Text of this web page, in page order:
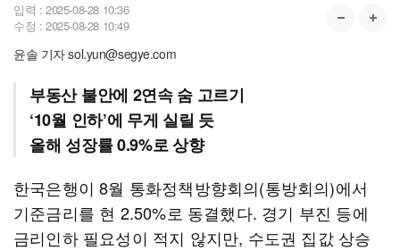
입력 : 2025-08-28 10:36
수정 : 2025-08-28 10:49
윤솔 기자 sol.yun@segye.com
부동산 불안에 2연속 숨 고르기
‘10월 인하’에 무게 실릴 듯
올해 성장률 0.9%로 상향
한국은행이 8월 통화정책방향회의(통방회의)에서
기준금리를 현 2.50%로 동결했다. 경기 부진 등에
금리인하 필요성이 적지 않지만, 수도권 집값 상승